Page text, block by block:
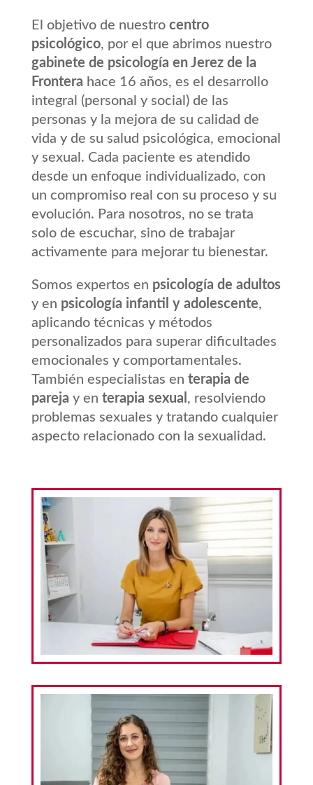
El objetivo de nuestro centro
psicológico, por el que abrimos nuestro
gabinete de psicología en Jerez de la
Frontera hace 16 años, es el desarrollo
integral (personal y social) de las
personas y la mejora de su calidad de
vida y de su salud psicológica, emocional
y sexual. Cada paciente es atendido
desde un enfoque individualizado, con
un compromiso real con su proceso y su
evolución. Para nosotros, no se trata
solo de escuchar, sino de trabajar
activamente para mejorar tu bienestar.
Somos expertos en psicología de adultos
y en psicología infantil y adolescente,
aplicando técnicas y métodos
personalizados para superar dificultades
emocionales y comportamentales.
También especialistas en terapia de
pareja y en terapia sexual , resolviendo
problemas sexuales y tratando cualquier
aspecto relacionado con la sexualidad.